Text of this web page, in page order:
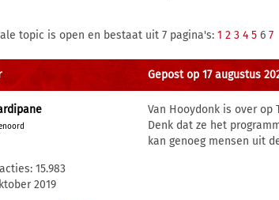
topic is open en bestaat uit 7 pagina's: 1 2 3 4 5 6 7
Gepost op 17 augustus
15.983
2019
Van Hooydonk is over op
Denk dat ze het
kan genoeg mensen uit